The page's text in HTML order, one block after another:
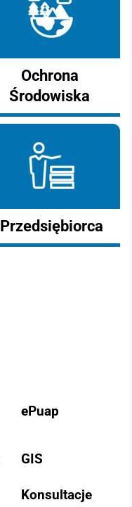
Ochrona
Środowiska
Przedsiębiorca
ePuap
GIS
Konsultacje